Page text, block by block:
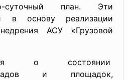
суточный план. Эти
в основу реализации
АСУ «Грузовой
о состоянии
и площадок,